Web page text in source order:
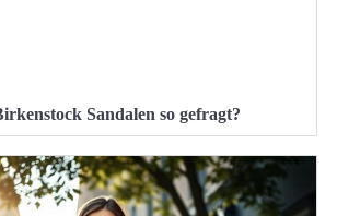
Sandalen so gefragt?